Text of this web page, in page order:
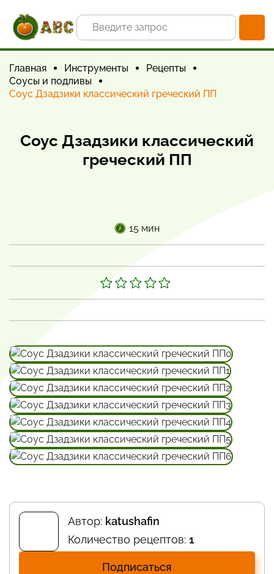
Главная Инструменты
Рецепты
Соусы и подливы
Соус Дзадзики классический греческий ПП
Соус Дзадзики классический
греческий ПП
15 мин
Автор: katushafin
Количество рецептов: 1
Подписаться